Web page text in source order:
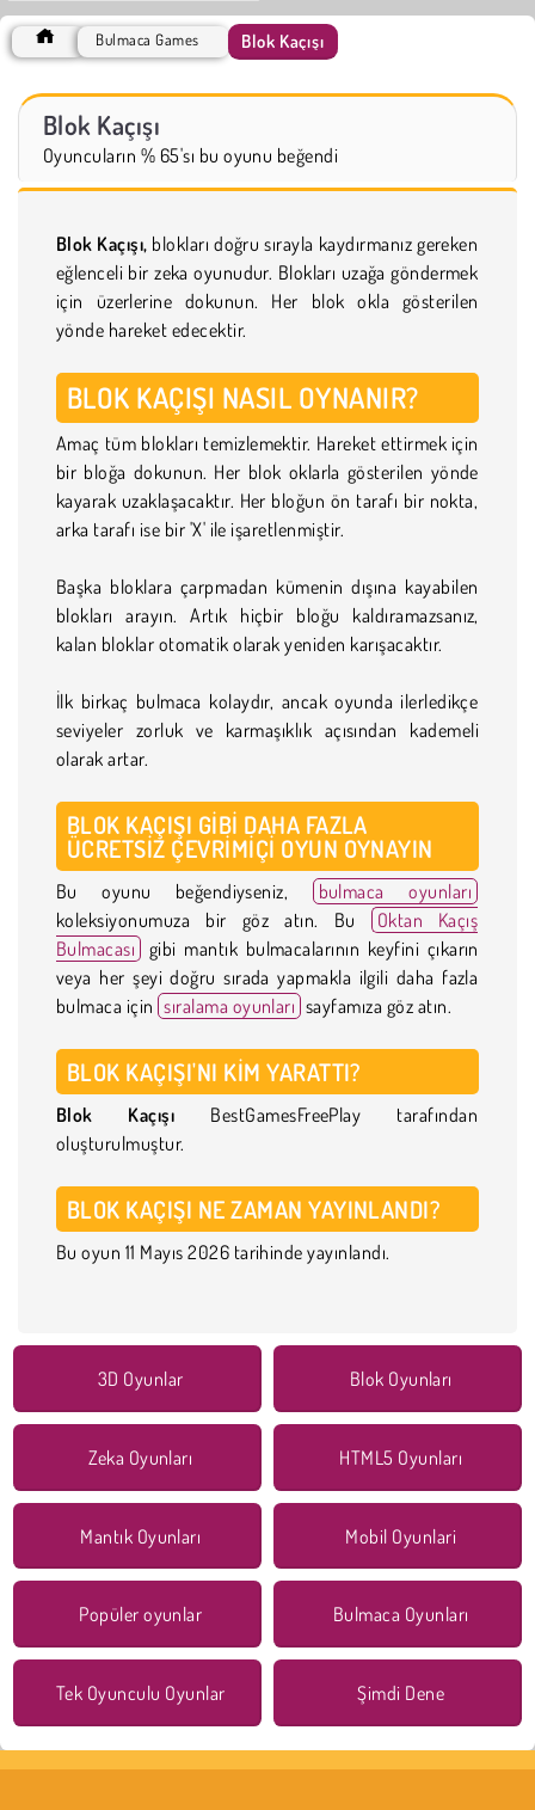
Bulmaca Games Blok Kaçışı
Blok Kaçışı
Oyuncuların % 65'sı bu oyunu beğendi
Blok Kaçışı, blokları doğru sırayla kaydırmanız gereken
eğlenceli bir zeka oyunudur. Blokları uzağa göndermek
için üzerlerine dokunun. Her blok okla gösterilen
yönde hareket edecektir.
BLOK KAÇIŞI NASIL OYNANIR?
Amaç tüm blokları temizlemektir. Hareket ettirmek için
bir bloğa dokunun. Her blok oklarla gösterilen yönde
kayarak uzaklaşacaktır. Her bloğun ön tarafı bir nokta,
arka tarafı ise bir 'X' ile işaretlenmiştir.
Başka bloklara çarpmadan kümenin dışına kayabilen
blokları arayın. Artık hiçbir bloğu kaldıramazsanız,
kalan bloklar otomatik olarak yeniden karışacaktır.
İlk birkaç bulmaca kolaydır, ancak oyunda ilerledikçe
seviyeler zorluk ve karmaşıklık açısından kademeli
olarak artar.
BLOK KAÇIŞI GIBI DAHA FAZLA
ÜCRETSIZ ÇEVRIMIÇI OYUN OYNAYIN
Bu oyunu beğendiyseniz,
bulmaca oyunları
koleksiyonumuza bir göz atın. Bu
Oktan Kaçış
Bulmacası
gibi mantık bulmacalarının keyfini çıkarın
veya her şeyi doğru sırada yapmakla ilgili daha fazla
bulmaca için sıralama oyunları sayfamıza göz atın.
BLOK KAÇIŞI'NI KIM YARATTI?
Blok Kaçışı BestGamesFreePlay tarafından
oluşturulmuştur.
BLOK KAÇIŞI NE ZAMAN YAYINLANDI?
Bu oyun 11 Mayıs 2026 tarihinde yayınlandı.
3D Oyunlar Blok Oyunları
Zeka Oyunları HTML5 Oyunları
Mantık Oyunları Mobil Oyunlari
Popüler oyunlar Bulmaca Oyunları
Tek Oyunculu Oyunlar Şimdi Dene